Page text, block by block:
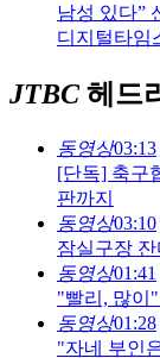
남성 있다”
디지털타임
JTBC헤드
동영상03:13
[단독] 축구
판까지
동영상03:10
잠실구장
동영상01:41
"빨리, 많이
동영상01:28
"자네 부인